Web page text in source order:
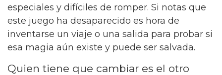
especiales y difíciles de romper. Si notas que
este juego ha desaparecido es hora de
inventarse un viaje o una salida para probar si
esa magia aún existe y puede ser salvada.
Quien tiene que cambiar es el otro